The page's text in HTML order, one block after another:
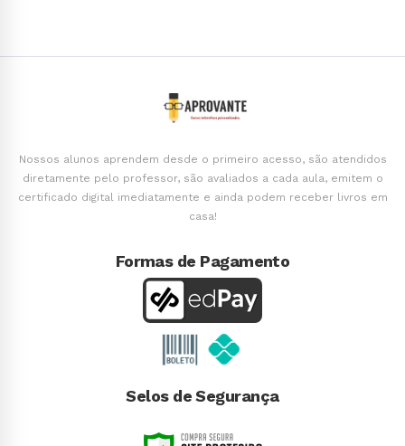
Nossos alunos aprendem desde o primeiro acesso, são atendidos
diretamente pelo professor, são avaliados a cada aula, emitem o
certificado digital imediatamente e ainda podem receber livros em
casa!
Formas de Pagamento
Selos de Segurança